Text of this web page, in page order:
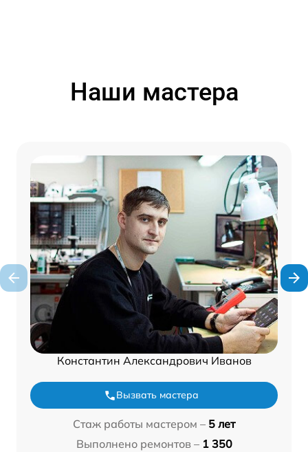
Наши мастера
Константин Александрович Иванов
Вызвать мастера
Стаж работы мастером – 5 лет
Выполнено ремонтов – 1 350